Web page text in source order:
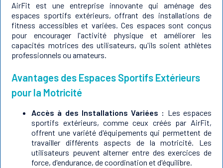
AirFit est une entreprise innovante qui aménage des
espaces sportifs extérieurs, offrant des installations de
fitness accessibles et variées. Ces espaces sont conçus
pour encourager l'activité physique et améliorer les
capacités motrices des utilisateurs, qu'ils soient athlètes
professionnels ou amateurs.
Avantages des Espaces Sportifs Extérieurs
pour la Motricité
Accès à des Installations Variées : Les espaces
sportifs extérieurs, comme ceux créés par AirFit,
offrent une variété d'équipements qui permettent de
travailler différents aspects de la motricité. Les
utilisateurs peuvent alterner entre des exercices de
force, d'endurance, de coordination et d'équilibre.